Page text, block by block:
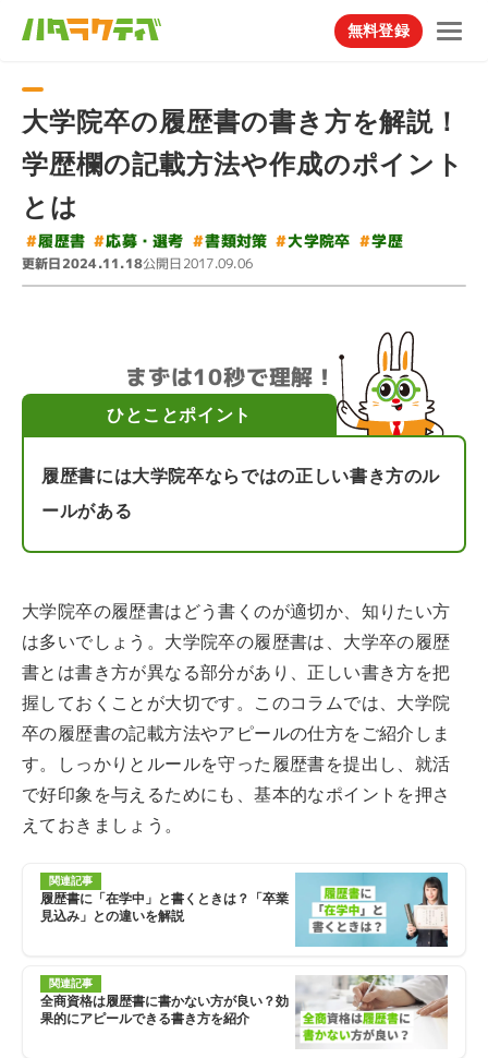
無料登録
大学院卒の履歴書の書き方を解説！
学歴欄の記載方法や作成のポイント
とは
#履歴書 #応募・選考 #書類対策 #大学院卒 #学歴
更新日2024.11.18公開日2017.09.06
まずは10秒で理解！
ひとことポイント
履歴書には大学院卒ならではの正しい書き方のル
ールがある
大学院卒の履歴書はどう書くのが適切か、知りたい方
は多いでしょう。大学院卒の履歴書は、大学卒の履歴
書とは書き方が異なる部分があり、正しい書き方を把
握しておくことが大切です。このコラムでは、大学院
卒の履歴書の記載方法やアピールの仕方をご紹介しま
す。しっかりとルールを守った履歴書を提出し、就活
で好印象を与えるためにも、基本的なポイントを押さ
えておきましょう。
関連記事
履歴書に「在学中」と書くときは？「卒業
見込み」との違いを解説
関連記事
全商資格は履歴書に書かない方が良い？効
果的にアピールできる書き方を紹介